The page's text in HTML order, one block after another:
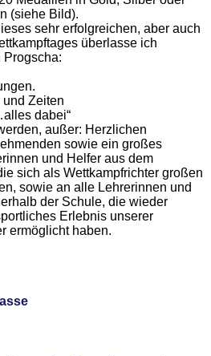
(siehe Bild).
sehr erfolgreichen, aber auch
überlasse ich
Progscha:
Zeiten
dabei“
außer: Herzlichen
sowie ein großes
und Helfer aus dem
sich als Wettkampfrichter großen
sowie an alle Lehrerinnen und
der Schule, die wieder
Erlebnis unserer
ermöglicht haben.